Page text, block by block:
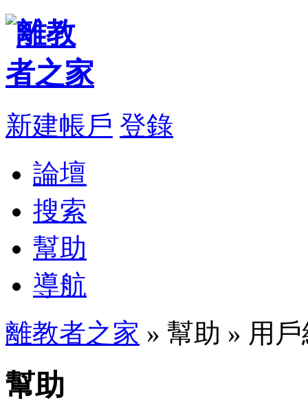
新建帳戶 登錄
論壇
搜索
幫助
導航
離教者之家 » 幫助 » 用
幫助